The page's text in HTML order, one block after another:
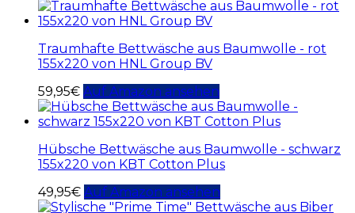
Traumhafte Bettwäsche aus Baumwolle - rot
155x220 von HNL Group BV
59,95€ Auf Amazon ansehen
Hübsche Bettwäsche aus Baumwolle - schwarz
155x220 von KBT Cotton Plus
49,95€ Auf Amazon ansehen